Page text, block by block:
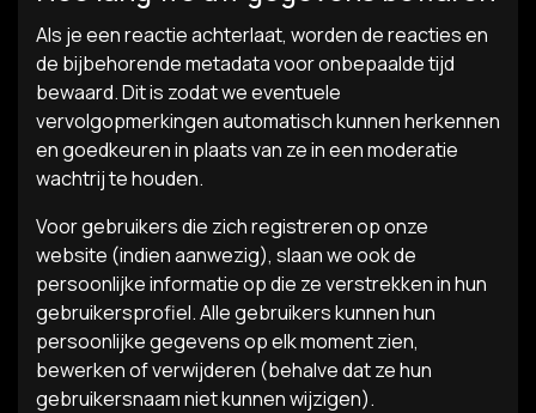
Als je een reactie achterlaat, worden de reacties en
de bijbehorende metadata voor onbepaalde tijd
bewaard. Dit is zodat we eventuele
vervolgopmerkingen automatisch kunnen herkennen
en goedkeuren in plaats van ze in een moderatie
wachtrij te houden.
Voor gebruikers die zich registreren op onze
website (indien aanwezig), slaan we ook de
persoonlijke informatie op die ze verstrekken in hun
gebruikersprofiel. Alle gebruikers kunnen hun
persoonlijke gegevens op elk moment zien,
bewerken of verwijderen (behalve dat ze hun
gebruikersnaam niet kunnen wijzigen).